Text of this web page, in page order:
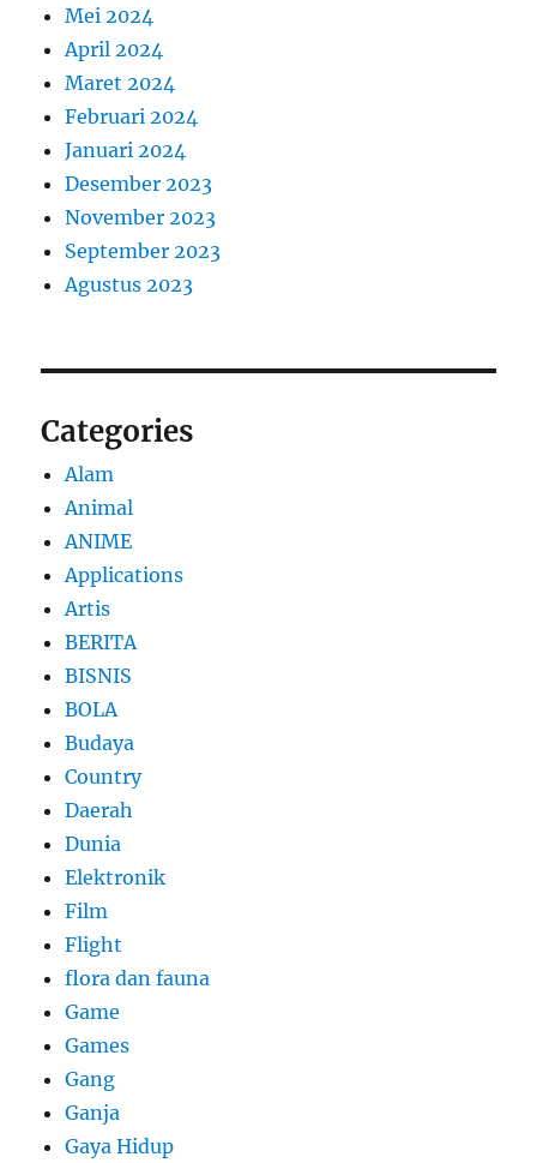
Mei 2024
April 2024
Maret 2024
Februari 2024
Januari 2024
Desember 2023
November 2023
September 2023
Agustus 2023
Categories
Alam
Animal
ANIME
Applications
Artis
BERITA
BISNIS
BOLA
Budaya
Country
Daerah
Dunia
Elektronik
Film
Flight
flora dan fauna
Game
Games
Gang
Ganja
Gaya Hidup